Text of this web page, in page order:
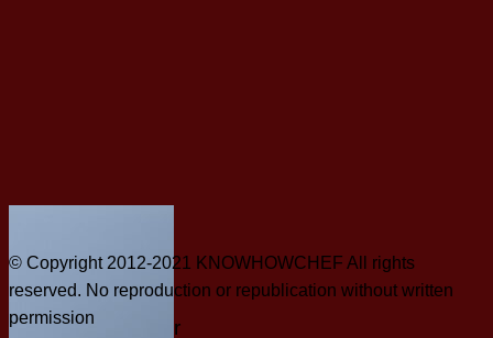
A cool Top header
© Copyright 2012-2021 KNOWHOWCHEF All rights
reserved. No reproduction or republication without written
permission